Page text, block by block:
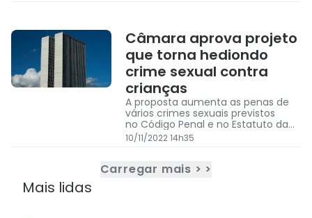
Câmara aprova projeto
que torna hediondo
crime sexual contra
crianças
A proposta aumenta as penas de
vários crimes sexuais previstos
no Código Penal e no Estatuto da
Criança e do Adolescente (ECA).
10/11/2022 14h35
Carregar mais > >
Mais lidas